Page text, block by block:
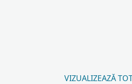
VIZUALIZEAZĂ